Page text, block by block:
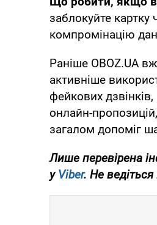
заблокуйте картку
компромінацію
Раніше OBOZ.UA
активніше
фейкових
онлайн-
загалом допоміг
Лише перевірена
уViber. Не